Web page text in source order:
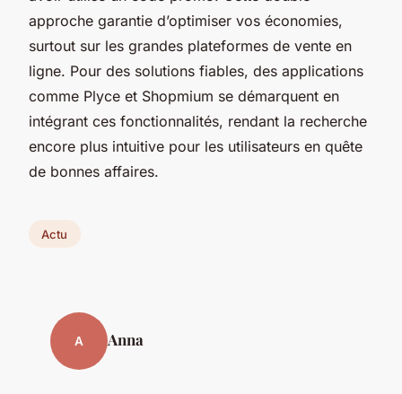
approche garantie d’optimiser vos économies,
surtout sur les grandes plateformes de vente en
ligne. Pour des solutions fiables, des applications
comme Plyce et Shopmium se démarquent en
intégrant ces fonctionnalités, rendant la recherche
encore plus intuitive pour les utilisateurs en quête
de bonnes affaires.
Actu
A Anna